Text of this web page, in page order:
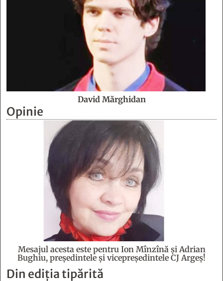
David Mărghidan
Opinie
Mesajul acesta este pentru Ion Mînzînă şi Adrian
Bughiu, preşedintele şi vicepreşedintele CJ Argeş!
Din ediția tipărită